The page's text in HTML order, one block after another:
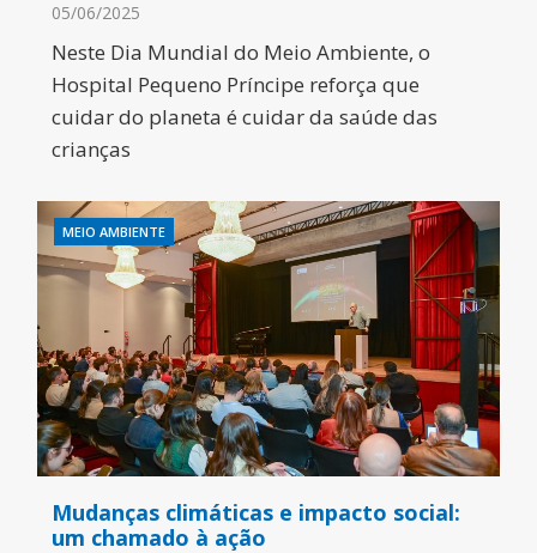
05/06/2025
Neste Dia Mundial do Meio Ambiente, o
Hospital Pequeno Príncipe reforça que
cuidar do planeta é cuidar da saúde das
crianças
MEIO AMBIENTE
Mudanças climáticas e impacto social:
um chamado à ação